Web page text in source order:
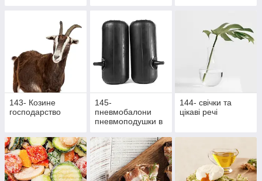
закупорщики
143- Козине
господарство
145-
пневмобалони
пневмоподушки в
144- свічки та
цікаві речі